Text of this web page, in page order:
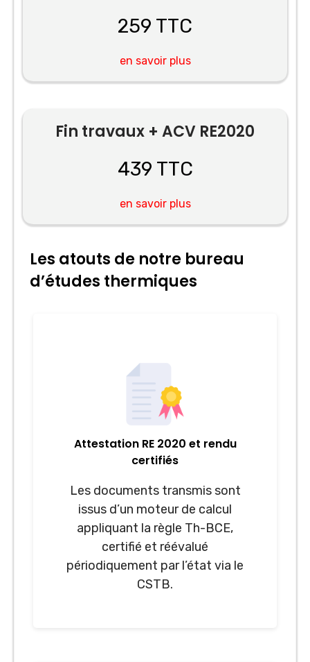
259 TTC
en savoir plus
Fin travaux + ACV RE2020
439 TTC
en savoir plus
Les atouts de notre bureau
d’études thermiques
Attestation RE 2020 et rendu
certifiés
Les documents transmis sont
issus d’un moteur de calcul
appliquant la règle Th-BCE,
certifié et réévalué
périodiquement par l’état via le
CSTB.